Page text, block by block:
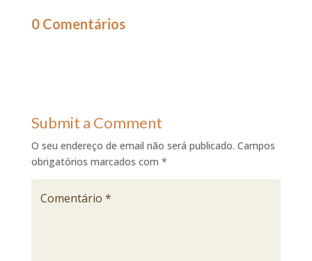
0 Comentários
Submit a Comment
O seu endereço de email não será publicado. Campos
obrigatórios marcados com *